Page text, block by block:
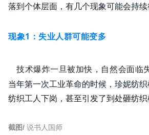
落到个体层面，有几个现象可能会持续
现象1：失业人群可能变多
技术爆炸一旦被加快，自然会面临
当年第一次工业革命的时候，珍妮纺
纺织工人下岗，甚至引发了到处砸纺织
截图/ 说书人国师